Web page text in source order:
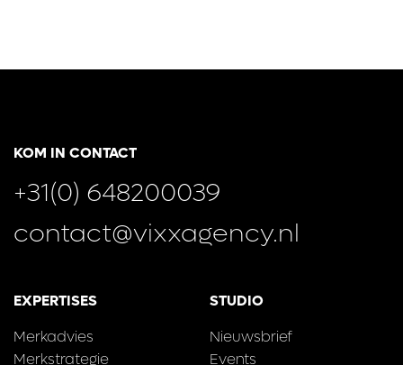
KOM IN CONTACT
+31(0) 648200039
contact@vixxagency.nl
EXPERTISES
Merkadvies
Merkstrategie
STUDIO
Nieuwsbrief
Events